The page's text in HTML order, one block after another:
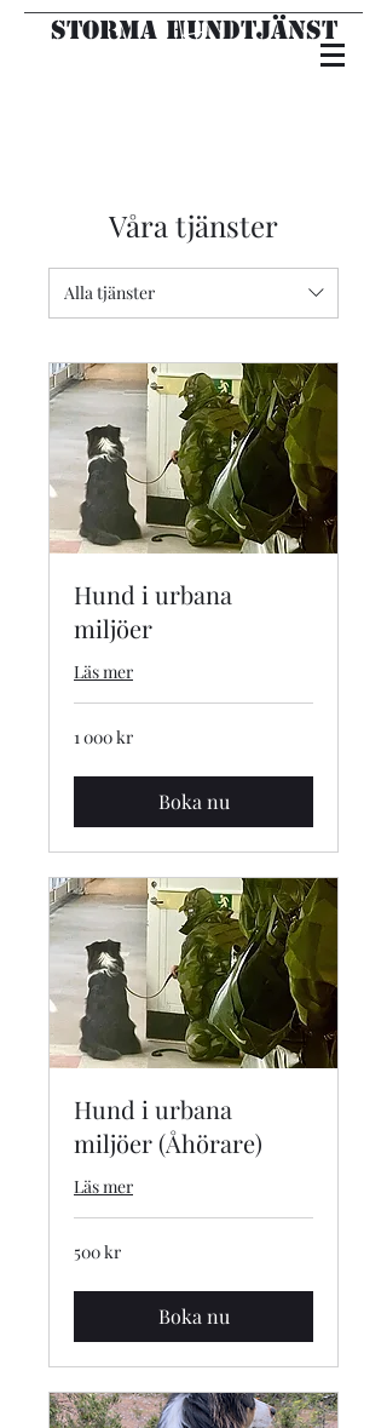
Storma hundtjänst
Våra tjänster
Alla tjänster
Hund i urbana
miljöer
Läs mer
svenska
1 000 kr
Boka nu
Hund i urbana
miljöer (Åhörare)
Läs mer
svenska
500 kr
Boka nu